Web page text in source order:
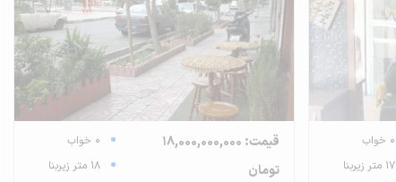
0 خواب
17 متر زیربنا
قیمت: 18,000,000,000
تومان
0 خواب
18 متر زیربنا